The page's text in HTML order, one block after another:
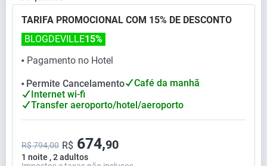
TARIFA PROMOCIONAL COM 15% DE DESCONTO
⬤ Pagamento no Hotel
BLOGDEVILLE15%
⬤ Permite Cancelamento
Café da manhã
Internet wi-fi
Transfer aeroporto/hotel/aeroporto
1 noite , 2 adultos
R$ 794,00 R$ 674,90